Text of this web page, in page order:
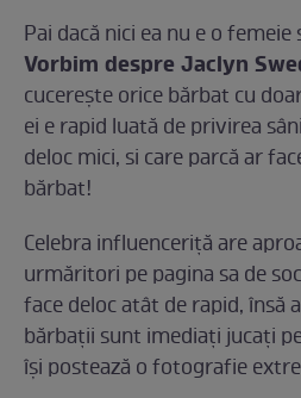
Pai dacă nici ea nu e o
Vorbim despre Jaclyn
cucerește orice bărbat cu
ei e rapid luată de privirea
deloc mici, si care parcă ar
bărbat!
Celebra influenceriță are
urmăritori pe pagina sa de
face deloc atât de rapid, însă
bărbații sunt imediați jucați
își postează o fotografie